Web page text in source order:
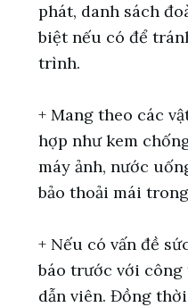
phát, danh sách
biệt nếu có để
trình.
+ Mang theo các
hợp như kem
máy ảnh, nước
bảo thoải mái
+ Nếu có vấn đề
báo trước với
dẫn viên. Đồng